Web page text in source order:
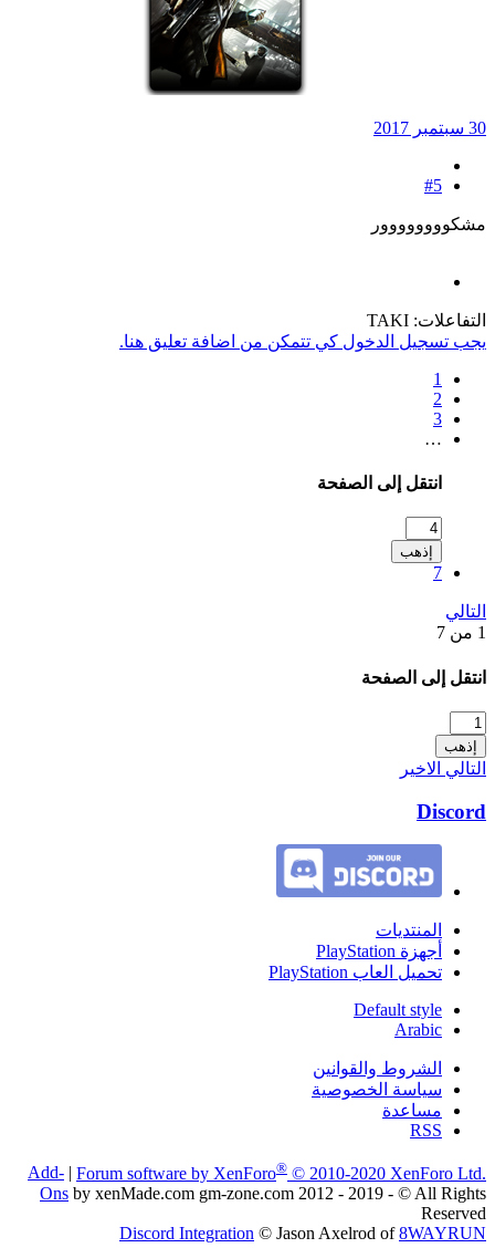
30 سبتمبر 2017
#5
مشكوووووووور
التفاعلات: TAKI
يجب تسجيل الدخول كي تتمكن من اضافة تعليق هنا.
1
2
3
…
انتقل إلى الصفحة
إذهب
7
التالي
1 من 7
انتقل إلى الصفحة
إذهب
التالي الاخير
Discord
المنتديات
أجهزة PlayStation
تحميل العاب PlayStation
Default style
Arabic
الشروط والقوانين
سياسة الخصوصية
مساعدة
RSS
Forum software by XenForo® © 2010-2020 XenForo Ltd.
Add-
Ons by xenMade.com gm-zone.com 2012 - 2019 - © All Rights
Reserved
Discord Integration © Jason Axelrod of8WAYRUN